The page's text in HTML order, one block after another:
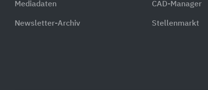
Mediadaten
Newsletter-Archiv
CAD-Manager
Stellenmarkt